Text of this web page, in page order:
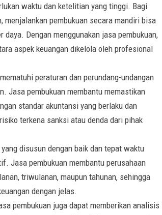
waktu dan ketelitian yang tinggi. Bagi
menjalankan pembukuan secara mandiri bisa
Dengan menggunakan jasa pembukuan,
aspek keuangan dikelola oleh profesional
peraturan dan perundang-undangan
Jasa pembukuan membantu memastikan
standar akuntansi yang berlaku dan
terkena sanksi atau denda dari pihak
disusun dengan baik dan tepat waktu
Jasa pembukuan membantu perusahaan
triwulanan, maupun tahunan, sehingga
dengan jelas.
pembukuan juga dapat memberikan analisis